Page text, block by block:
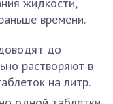
времени.
до
растворяют в
на литр.